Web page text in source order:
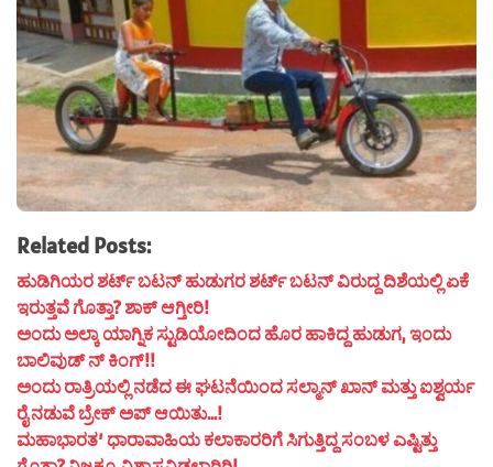
Related Posts:
ಹುಡಿಗಿಯರ ಶರ್ಟ್ ಬಟನ್ ಹುಡುಗರ ಶರ್ಟ್ ಬಟನ್ ವಿರುದ್ದ ದಿಶೆಯಲ್ಲಿ ಏಕೆ
ಇರುತ್ತವೆ ಗೊತ್ತಾ? ಶಾಕ್ ಆಗ್ತೀರಿ!
ಅಂದು ಅಲ್ಕಾ ಯಾಗ್ನಿಕ ಸ್ಟುಡಿಯೋದಿಂದ ಹೊರ ಹಾಕಿದ್ದ ಹುಡುಗ, ಇಂದು
ಬಾಲಿವುಡ್ ನ್ ಕಿಂಗ್!!
ಅಂದು ರಾತ್ರಿಯಲ್ಲಿ ನಡೆದ ಈ ಘಟನೆಯಿಂದ ಸಲ್ಮಾನ್ ಖಾನ್ ಮತ್ತು ಐಶ್ವರ್ಯ
ರೈ ನಡುವೆ ಬ್ರೇಕ್ ಅಪ್ ಆಯಿತು…!
ಮಹಾಭಾರತ’ ಧಾರಾವಾಹಿಯ ಕಲಾಕಾರರಿಗೆ ಸಿಗುತ್ತಿದ್ದ ಸಂಬಳ ಎಷ್ಟಿತ್ತು